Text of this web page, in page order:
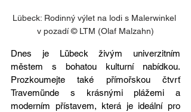
Lübeck: Rodinný výlet na lodi s Malerwinkel
v pozadí © LTM (Olaf Malzahn)
Dnes je Lübeck živým univerzitním
městem s bohatou kulturní nabídkou.
Prozkoumejte také přímořskou čtvrť
Travemünde s krásnými plážemi a
moderním přístavem, která je ideální pro